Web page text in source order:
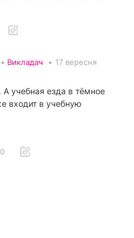
Викладач • 17 вересня
А учебная езда в тёмное
входит в учебную
0